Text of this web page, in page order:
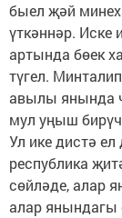
быел җәй
үткәннәр. Иске
артында бөек
түгел.
авылы янында
мул уңыш
Ул ике дистә
республика
сөйләде, алар
алар янындагы